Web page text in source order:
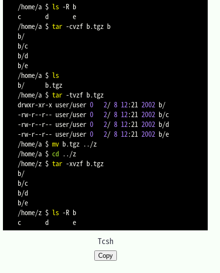
/home/a $ ls -R b
c       d       e
/home/a $ tar -cvzf b.tgz b
b/
b/c
b/d
b/e
/home/a $ ls
b/      b.tgz
/home/a $ tar -tvzf b.tgz
drwxr-xr-x user/user 0 2/ 8 12:21 2002 b/
-rw-r--r-- user/user 0 2/ 8 12:21 2002 b/c
-rw-r--r-- user/user 0 2/ 8 12:21 2002 b/d
-rw-r--r-- user/user 0 2/ 8 12:21 2002 b/e
/home/a $ mv b.tgz ../z
/home/a $ cd ../z
/home/z $ tar -xvzf b.tgz
b/
b/c
b/d
b/e
/home/z $ ls -R b
Tcsh
Copy